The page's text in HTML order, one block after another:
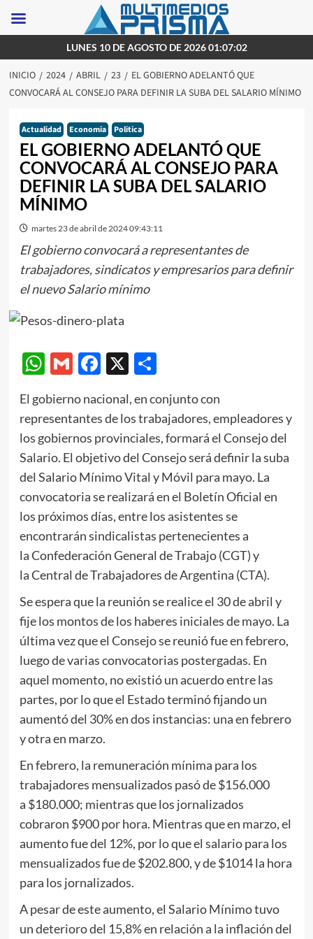
al
contenido
LUNES 10 DE AGOSTO DE 2026 01:07:02
INICIO 2024 ABRIL 23
EL GOBIERNO ADELANTÓ QUE
CONVOCARÁ AL CONSEJO PARA DEFINIR LA SUBA DEL SALARIO MÍNIMO
Actualidad Economia Politica
EL GOBIERNO ADELANTÓ QUE
CONVOCARÁ AL CONSEJO PARA
DEFINIR LA SUBA DEL SALARIO
MÍNIMO
martes 23 de abril de 2024 09:43:11
El gobierno convocará a representantes de
trabajadores, sindicatos y empresarios para definir
el nuevo Salario mínimo
WhatsApp
GmailFacebook
X Compartir
El gobierno nacional, en conjunto con
representantes de los trabajadores, empleadores y
los gobiernos provinciales, formará el Consejo del
Salario. El objetivo del Consejo será definir la suba
del Salario Mínimo Vital y Móvil para mayo. La
convocatoria se realizará en el Boletín Oficial en
los próximos días, entre los asistentes se
encontrarán sindicalistas pertenecientes a
la Confederación General de Trabajo (CGT) y
la Central de Trabajadores de Argentina (CTA).
Se espera que la reunión se realice el 30 de abril y
fije los montos de los haberes iniciales de mayo. La
última vez que el Consejo se reunió fue en febrero,
luego de varias convocatorias postergadas. En
aquel momento, no existió un acuerdo entre las
partes, por lo que el Estado terminó fijando un
aumentó del 30% en dos instancias: una en febrero
y otra en marzo.
En febrero, la remuneración mínima para los
trabajadores mensualizados pasó de $156.000
a $180.000; mientras que los jornalizados
cobraron $900 por hora. Mientras que en marzo, el
aumento fue del 12%, por lo que el salario para los
mensualizados fue de $202.800, y de $1014 la hora
para los jornalizados.
A pesar de este aumento, el Salario Mínimo tuvo
un deterioro del 15,8% en relación a la inflación del